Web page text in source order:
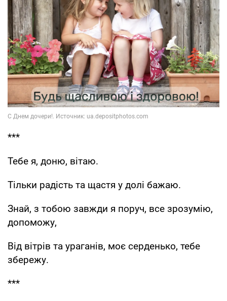
***
Тебе я, доню, вітаю.
Тільки радість та щастя у долі бажаю.
Знай, з тобою завжди я поруч, все зрозумію,
допоможу,
Від вітрів та ураганів, моє серденько, тебе
збережу.
***